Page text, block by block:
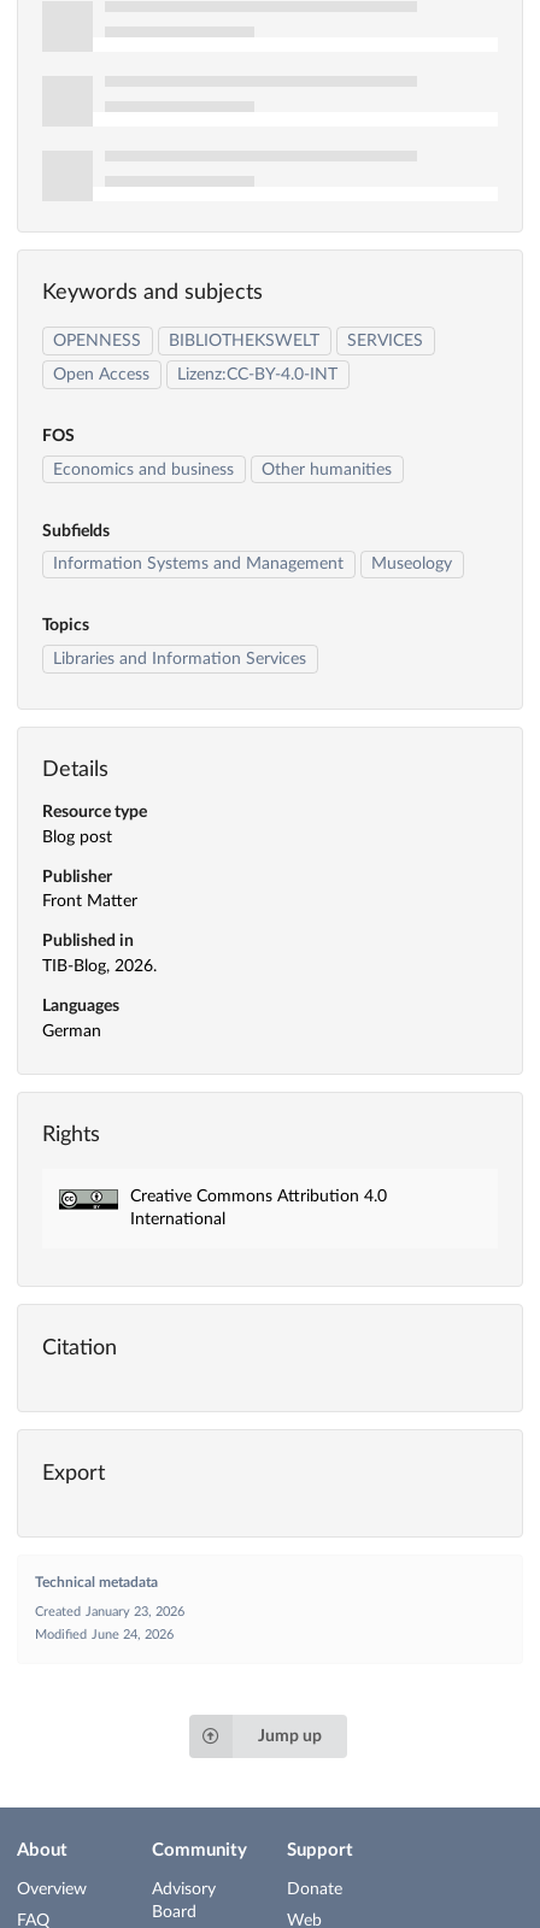
Keywords and subjects
OPENNESS BIBLIOTHEKSWELT
SERVICES
Open Access
Lizenz:CC-BY-4.0-INT
FOS
Economics and business
Other humanities
Subfields
Information Systems and Management
Museology
Topics
Libraries and Information Services
Details
Resource type
Blog post
Publisher
Front Matter
Published in
TIB-Blog, 2026.
Languages
German
Rights
Creative Commons Attribution 4.0
International
Citation
Export
Technical metadata
Created
January 23, 2026
Modified
June 24, 2026
Jump up
About
Overview
FAQ
Community
Advisory
Board
Support
Donate
Web